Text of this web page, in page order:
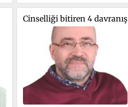
Cinselliği bitiren 4 davranış